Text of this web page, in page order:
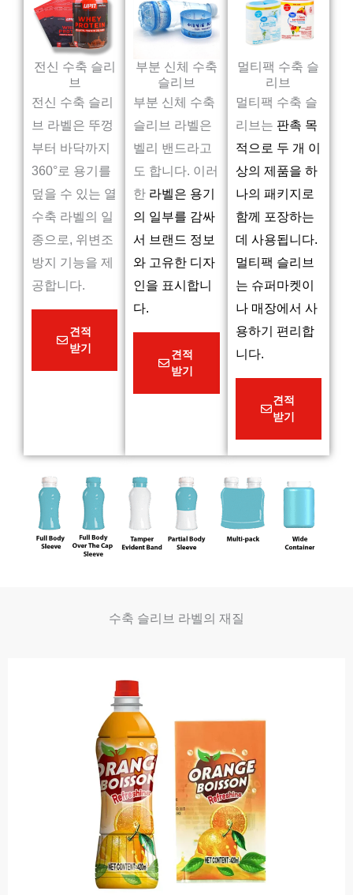
전신 수축 슬리
브
전신 수축 슬리
브 라벨은 뚜껑
부터 바닥까지
360°로 용기를
덮을 수 있는 열
수축 라벨의 일
종으로, 위변조
방지 기능을 제
공합니다.
견적
받기
부분 신체 수축
슬리브
부분 신체 수축
슬리브 라벨은
벨리 밴드라고
도 합니다. 이러
한 라벨은 용기
의 일부를 감싸
서 브랜드 정보
와 고유한 디자
인을 표시합니
다.
견적
받기
멀티팩 수축 슬
리브
멀티팩 수축 슬
리브는 판촉 목
적으로 두 개 이
상의 제품을 하
나의 패키지로
함께 포장하는
데 사용됩니다.
멀티팩 슬리브
는 슈퍼마켓이
나 매장에서 사
용하기 편리합
니다.
견적
받기
수축 슬리브 라벨의 재질